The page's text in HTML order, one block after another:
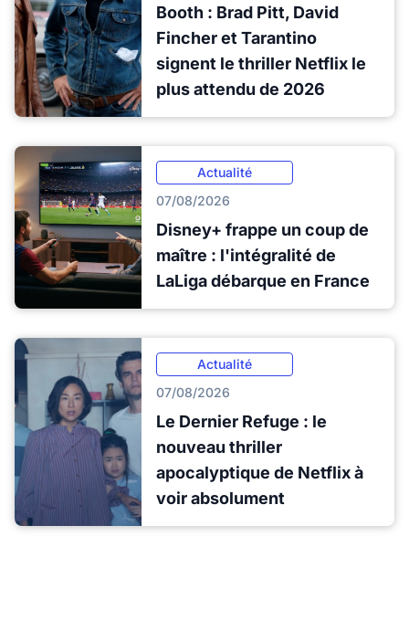
Booth : Brad Pitt, David
Fincher et Tarantino
signent le thriller Netflix le
plus attendu de 2026
Actualité
07/08/2026
Disney+ frappe un coup de
maître : l'intégralité de
LaLiga débarque en France
Actualité
07/08/2026
Le Dernier Refuge : le
nouveau thriller
apocalyptique de Netflix à
voir absolument